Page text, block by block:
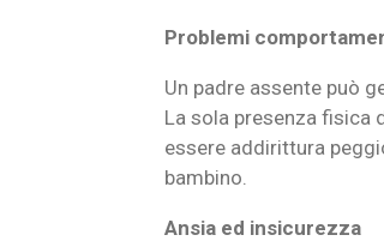
Problemi
Un padre assente può
La sola presenza fisica
essere addirittura
bambino.
Ansia ed insicurezza